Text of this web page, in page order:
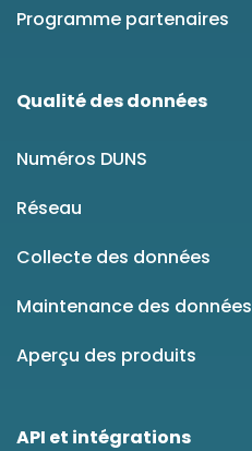
Programme partenaires
Qualité des données
Numéros DUNS
Réseau
Collecte des données
Maintenance des données
Aperçu des produits
API et intégrations